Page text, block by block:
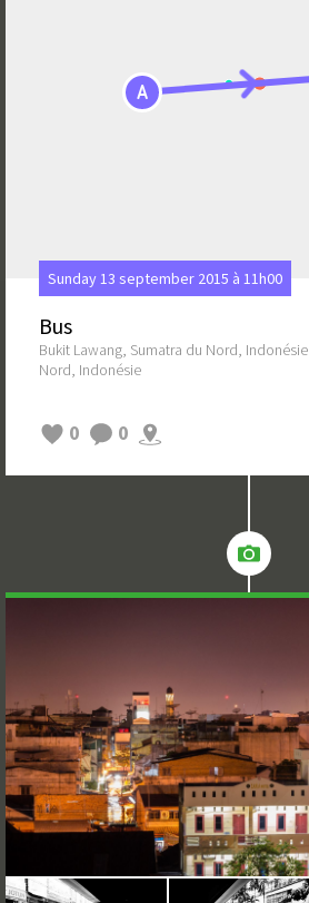
A
Sunday 13 september 2015 à 11h00
Bus
Bukit Lawang, Sumatra du Nord, Indonésie
Nord, Indonésie
0 0